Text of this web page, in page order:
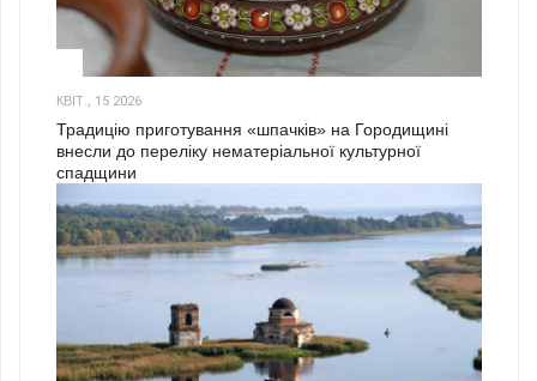
КВІТ., 15 2026
Традицію приготування «шпачків» на Городищині
внесли до переліку нематеріальної культурної
спадщини